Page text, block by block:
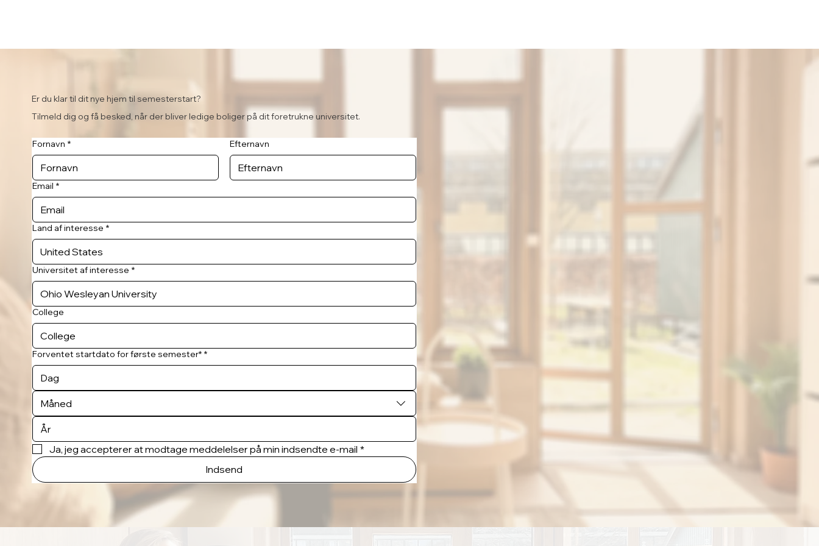
Er du klar til dit nye hjem til semesterstart?
Tilmeld dig og få besked, når der bliver ledige boliger på dit foretrukne universitet.
Fornavn * Efternavn
Email *
Land af interesse *
Universitet af interesse *
College
Forventet startdato for første semester* *
Måned
Ja, jeg accepterer at modtage meddelelser på min indsendte e-mail *
Indsend